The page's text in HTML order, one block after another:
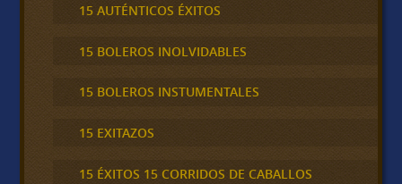
15 AUTÉNTICOS ÉXITOS
15 BOLEROS INOLVIDABLES
15 BOLEROS INSTUMENTALES
15 EXITAZOS
15 ÉXITOS 15 CORRIDOS DE CABALLOS